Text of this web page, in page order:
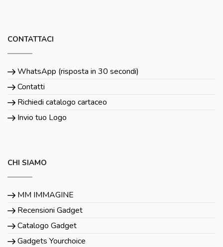
CONTATTACI
WhatsApp (risposta in 30 secondi)
Contatti
Richiedi catalogo cartaceo
Invio tuo Logo
CHI SIAMO
MM IMMAGINE
Recensioni Gadget
Catalogo Gadget
Gadgets Yourchoice